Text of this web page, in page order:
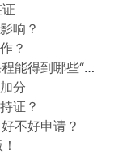
响？
？
○ 新西兰留学移民必读！中国人读PGD课程能得到哪些“实在”好处？
分
证？
不好申请？